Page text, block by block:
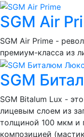
SGM Air
SGM Air Prime -
премиум-класса из
SGM
SGM Bitalum Lux -
лицевым слоем из
толщиной 100 мкм и
композицией